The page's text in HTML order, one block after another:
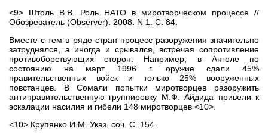
<9> Штоль В.В. Роль НАТО в миротворческом процессе //
Обозреватель (Observer). 2008. N 1. С. 84.
Вместе с тем в ряде стран процесс разоружения значительно
затруднялся, а иногда и срывался, встречая сопротивление
противоборствующих сторон. Например, в Анголе по
состоянию на март 1996 г. оружие сдали 45%
правительственных войск и только 25% вооруженных
повстанцев. В Сомали попытки миротворцев разоружить
антиправительственную группировку М.Ф. Айдида привели к
эскалации насилия и гибели 148 миротворцев <10>.
<10> Крупянко И.М. Указ. соч. С. 154.